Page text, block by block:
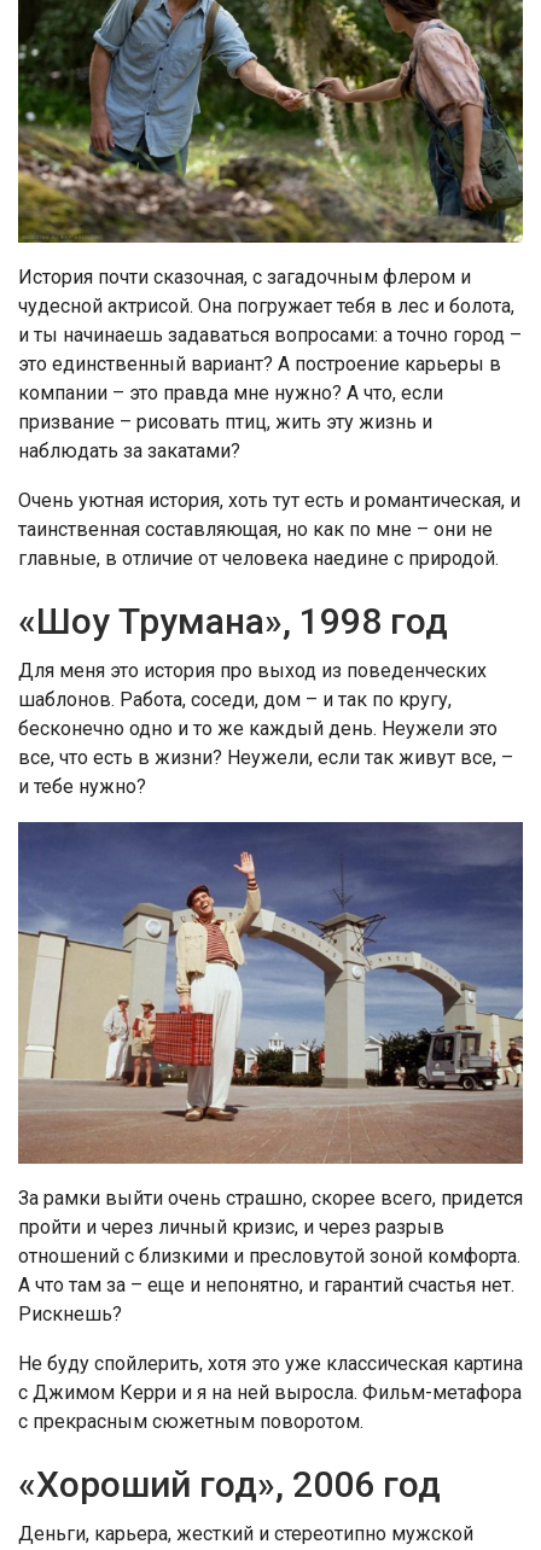
История почти сказочная, с загадочным флером и
чудесной актрисой. Она погружает тебя в лес и болота,
и ты начинаешь задаваться вопросами: а точно город –
это единственный вариант? А построение карьеры в
компании – это правда мне нужно? А что, если
призвание – рисовать птиц, жить эту жизнь и
наблюдать за закатами?
Очень уютная история, хоть тут есть и романтическая, и
таинственная составляющая, но как по мне – они не
главные, в отличие от человека наедине с природой.
«Шоу Трумана», 1998 год
Для меня это история про выход из поведенческих
шаблонов. Работа, соседи, дом – и так по кругу,
бесконечно одно и то же каждый день. Неужели это
все, что есть в жизни? Неужели, если так живут все, –
и тебе нужно?
За рамки выйти очень страшно, скорее всего, придется
пройти и через личный кризис, и через разрыв
отношений с близкими и пресловутой зоной комфорта.
А что там за – еще и непонятно, и гарантий счастья нет.
Рискнешь?
Не буду спойлерить, хотя это уже классическая картина
с Джимом Керри и я на ней выросла. Фильм-метафора
с прекрасным сюжетным поворотом.
«Хороший год», 2006 год
Деньги, карьера, жесткий и стереотипно мужской